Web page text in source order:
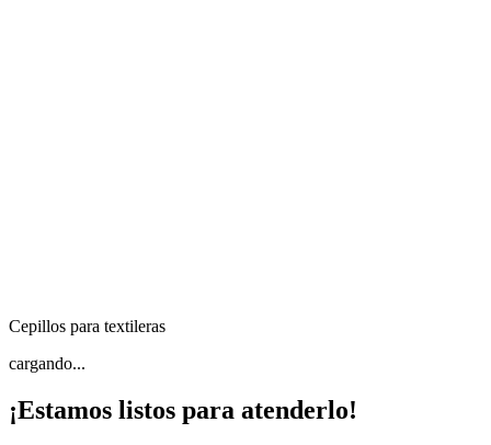
Cepillos para textileras
cargando...
¡Estamos listos para atenderlo!